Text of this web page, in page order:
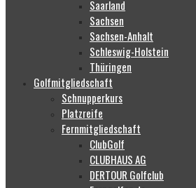
Saarland
Sachsen
Sachsen-Anhalt
Schleswig-Holstein
Thüringen
Golfmitgliedschaft
Schnupperkurs
Platzreife
Fernmitgliedschaft
ClubGolf
CLUBHAUS AG
DERTOUR Golfclub